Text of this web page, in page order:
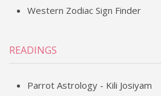
Western Zodiac Sign Finder
READINGS
Parrot Astrology - Kili Josiyam